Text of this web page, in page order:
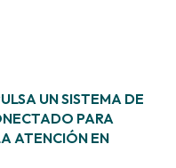
UN SISTEMA DE
PARA
ATENCIÓN EN